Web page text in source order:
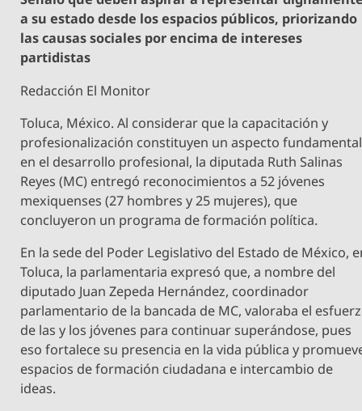
a su estado desde los espacios públicos, priorizando
las causas sociales por encima de intereses
partidistas
Redacción El Monitor
Toluca, México. Al considerar que la capacitación y
profesionalización constituyen un aspecto fundamental
en el desarrollo profesional, la diputada Ruth Salinas
Reyes (MC) entregó reconocimientos a 52 jóvenes
mexiquenses (27 hombres y 25 mujeres), que
concluyeron un programa de formación política.
En la sede del Poder Legislativo del Estado de México,
Toluca, la parlamentaria expresó que, a nombre del
diputado Juan Zepeda Hernández, coordinador
parlamentario de la bancada de MC, valoraba el
de las y los jóvenes para continuar superándose, pues
eso fortalece su presencia en la vida pública y
espacios de formación ciudadana e intercambio de
ideas.